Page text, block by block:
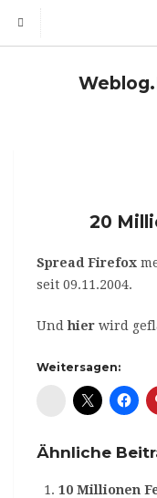
20
Spread Firefox
seit 09.11.2004.
Undhier wird
Weitersagen:
Diaspora*
Ähnliche
10 Millionen